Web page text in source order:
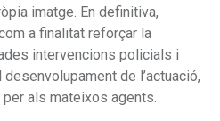
imatge. En definitiva,
a finalitat reforçar la
intervencions policials i
de l’actuació,
als mateixos agents.